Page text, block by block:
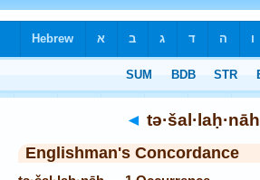
◄ tə·šal·laḥ·nāh
Englishman's Concordance